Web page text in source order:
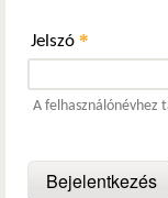
Jelszó *
A felhasználónévhez